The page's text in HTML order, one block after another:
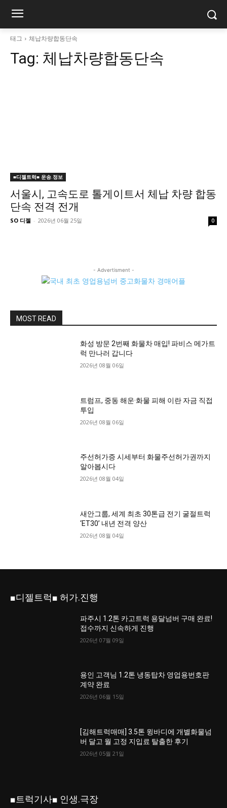
태그 체납차량합동단속
Tag: 체납차량합동단속
■디젤트럭■ 운송.정보
서울시, 고속도로 톨게이트서 체납 차량 합동
단속 전격 전개
SO 디젤 - 2026년 06월 25일 0
- Advertisment -
MOST READ
화성 방문 2번째 화물차 매입! 파비스 메가트
럭 만나러 갑니다
2026년 08월 06일
트럼프, 중동 해운·화물 피해 이란 자금 직접
투입
2026년 08월 06일
주선허가증 시세부터 화물주선허가권까지
알아봅시다
2026년 08월 04일
새안그룹, 세계 최초 30톤급 전기 굴절트럭
‘ET30’ 내년 전격 양산
2026년 08월 04일
■디젤트럭■ 허가.진행
파주시 1.2톤 카고트럭 용달넘버 구매 완료!
접수까지 신속하게 진행
2026년 07월 09일
용인 고객님 1.2톤 냉동탑차 영업용번호판
계약 완료
2026년 06월 15일
[김해트럭매매] 3.5톤 윙바디에 개별화물넘
버 달고 월 고정 지입료 탈출한 후기
2026년 05월 21일
■트럭기사■ 인생.극장